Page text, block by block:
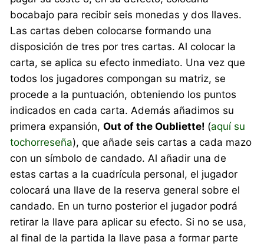
bocabajo para recibir seis monedas y dos llaves.
Las cartas deben colocarse formando una
disposición de tres por tres cartas. Al colocar la
carta, se aplica su efecto inmediato. Una vez que
todos los jugadores compongan su matriz, se
procede a la puntuación, obteniendo los puntos
indicados en cada carta. Además añadimos su
primera expansión,Out of the Oubliette! (aquí su
tochorreseña), que añade seis cartas a cada mazo
con un símbolo de candado. Al añadir una de
estas cartas a la cuadrícula personal, el jugador
colocará una llave de la reserva general sobre el
candado. En un turno posterior el jugador podrá
retirar la llave para aplicar su efecto. Si no se usa,
al final de la partida la llave pasa a formar parte